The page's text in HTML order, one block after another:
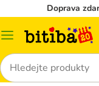
Doprava
Kategorie
Hledat